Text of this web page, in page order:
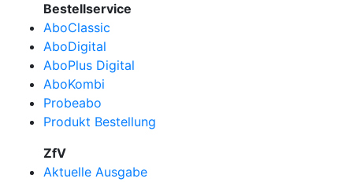
Bestellservice
AboClassic
AboDigital
AboPlus Digital
AboKombi
Probeabo
Produkt Bestellung
ZfV
Aktuelle Ausgabe